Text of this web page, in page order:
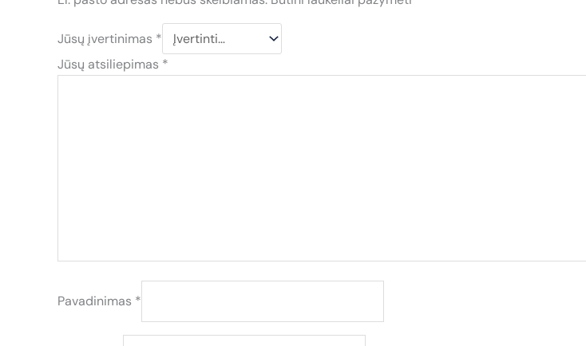
Jūsų įvertinimas *
Jūsų atsiliepimas *
Pavadinimas *